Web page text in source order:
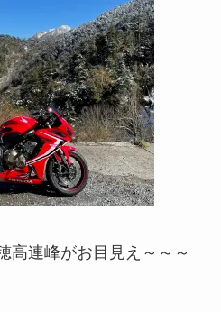
高連峰がお目見え～～～